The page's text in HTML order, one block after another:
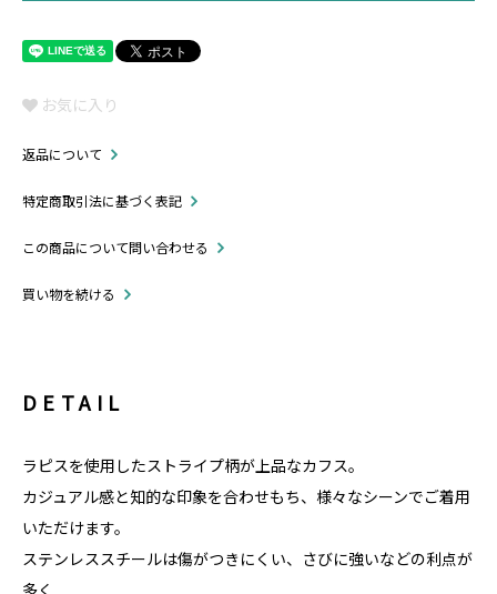
お気に入り
返品について
特定商取引法に基づく表記
この商品について問い合わせる
買い物を続ける
DETAIL
ラピスを使用したストライプ柄が上品なカフス。
カジュアル感と知的な印象を合わせもち、様々なシーンでご着用
いただけます。
ステンレススチールは傷がつきにくい、さびに強いなどの利点が
多く